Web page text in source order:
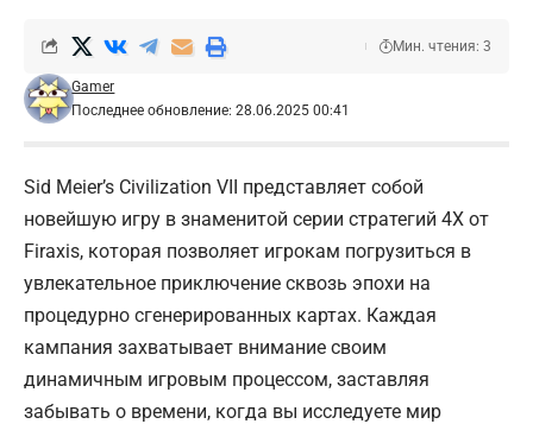
Последнее обновление: 28.06.2025 00:41
Gamer
Мин. чтения: 3
Sid Meier’s Civilization VII представляет собой
новейшую игру в знаменитой серии стратегий 4X от
Firaxis, которая позволяет игрокам погрузиться в
увлекательное приключение сквозь эпохи на
процедурно сгенерированных картах. Каждая
кампания захватывает внимание своим
динамичным игровым процессом, заставляя
забывать о времени, когда вы исследуете мир